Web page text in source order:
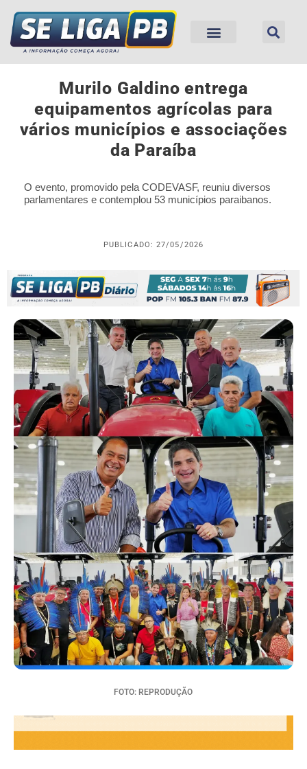
Murilo Galdino entrega
equipamentos agrícolas para
vários municípios e associações
da Paraíba
O evento, promovido pela CODEVASF, reuniu diversos
parlamentares e contemplou 53 municípios paraibanos.
PUBLICADO: 27/05/2026
FOTO: REPRODUÇÃO